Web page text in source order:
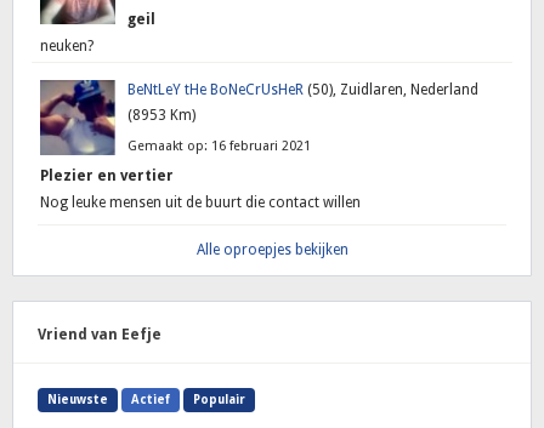
geil
neuken?
BeNtLeY tHe BoNeCrUsHeR (50), Zuidlaren, Nederland
(8953 Km)
Gemaakt op: 16 februari 2021
Plezier en vertier
Nog leuke mensen uit de buurt die contact willen
Alle oproepjes bekijken
Vriend van Eefje
Nieuwste Actief Populair